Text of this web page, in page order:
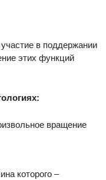
в поддержании
этих функций
вращение
которого –